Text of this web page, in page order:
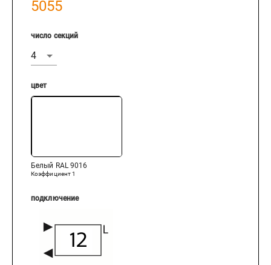
5055
число секций
цвет
Белый RAL 9016
Коэффициент1
подключение